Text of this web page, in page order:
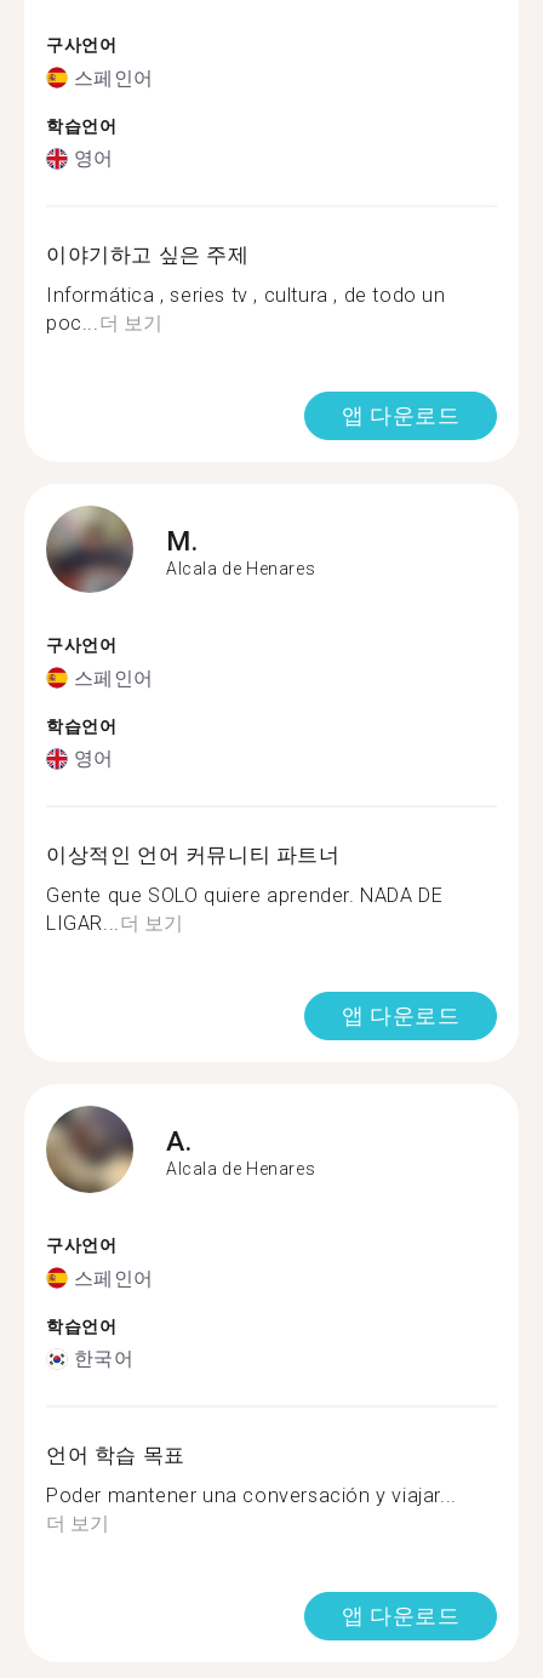
구사언어
스페인어
학습언어
영어
이야기하고 싶은 주제
Informática , series tv , cultura , de todo un
poc...더 보기
앱 다운로드
M.
Alcala de Henares
구사언어
스페인어
학습언어
영어
이상적인 언어 커뮤니티 파트너
Gente que SOLO quiere aprender. NADA DE
LIGAR...더 보기
앱 다운로드
A.
Alcala de Henares
구사언어
스페인어
학습언어
한국어
언어 학습 목표
Poder mantener una conversación y viajar...
더 보기
앱 다운로드